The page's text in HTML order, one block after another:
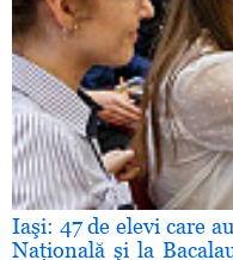
Iaşi: 47 de elevi care
Naţională şi la